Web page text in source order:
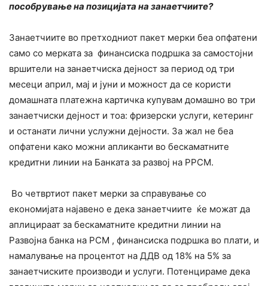
пособрување на позицијата на занаетчиите?
Занаетчиите во претходниот пакет мерки беа опфатени
само со мерката за финансиска подршка за самостојни
вршители на занаетчиска дејност за период од три
месеци април, мај и јуни и можност да се користи
домашната платежна картичка купувам домашно во три
занаетчиски дејност и тоа: фризерски услуги, кетеринг
и останати лични услужни дејности. За жал не беа
опфатени како можни апликанти во бескаматните
кредитни линии на Банката за развој на РРСМ.
Во четвртиот пакет мерки за справување со
економијата најавено е дека занаетчиите ќе можат да
аплицираат за бескаматните кредитни линии на
Развојна банка на РСМ , финансиска подршка во плати, и
намалување на процентот на ДДВ од 18% на 5% за
занаетчиските производи и услуги. Потенцираме дека